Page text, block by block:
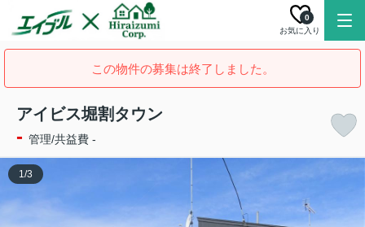
お気に入り
0
この物件の募集は終了しました。
アイビス堀割タウン
- 管理/共益費 -
1/3